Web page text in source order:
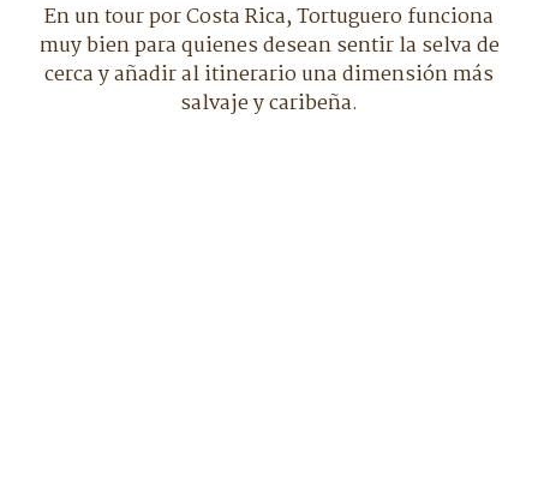
En un tour por Costa Rica, Tortuguero funciona
muy bien para quienes desean sentir la selva de
cerca y añadir al itinerario una dimensión más
salvaje y caribeña.